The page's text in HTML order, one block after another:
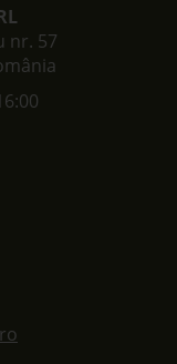
nr. 57